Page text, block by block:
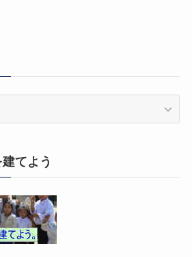
てよう